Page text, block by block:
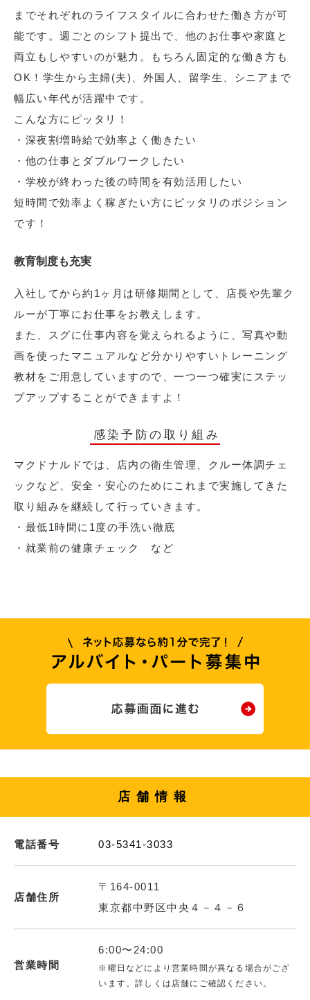
までそれぞれのライフスタイルに合わせた働き方が可
能です。週ごとのシフト提出で、他のお仕事や家庭と
両立もしやすいのが魅力。もちろん固定的な働き方も
OK！学生から主婦(夫)、外国人、留学生、シニアまで
幅広い年代が活躍中です。
こんな方にピッタリ！
・深夜割増時給で効率よく働きたい
・他の仕事とダブルワークしたい
・学校が終わった後の時間を有効活用したい
短時間で効率よく稼ぎたい方にピッタリのポジション
です！
教育制度も充実
入社してから約1ヶ月は研修期間として、店長や先輩ク
ルーが丁寧にお仕事をお教えします。
また、スグに仕事内容を覚えられるように、写真や動
画を使ったマニュアルなど分かりやすいトレーニング
教材をご用意していますので、一つ一つ確実にステッ
プアップすることができますよ！
感染予防の取り組み
マクドナルドでは、店内の衛生管理、クルー体調チェ
ックなど、安全・安心のためにこれまで実施してきた
取り組みを継続して行っていきます。
・最低1時間に1度の手洗い徹底
・就業前の健康チェック など
店舗情報
電話番号 03-5341-3033
店舗住所
〒164-0011
東京都中野区中央４－４－６
営業時間
6:00〜24:00
※曜日などにより営業時間が異なる場合がござ
います。詳しくは店舗にご確認ください。